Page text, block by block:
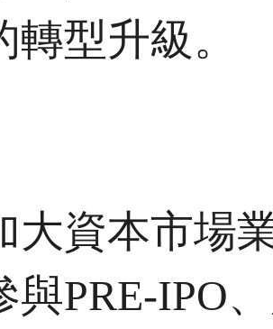
轉型升級。
大資本市場
與PRE-IPO